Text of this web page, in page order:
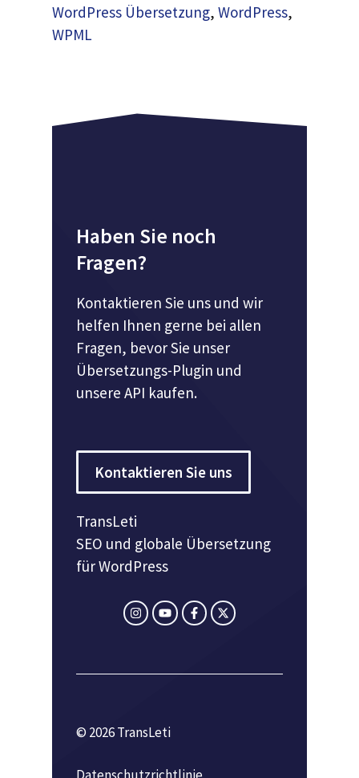
WordPress Übersetzung, WordPress,
WPML
Haben Sie noch
Fragen?
Kontaktieren Sie uns und wir
helfen Ihnen gerne bei allen
Fragen, bevor Sie unser
Übersetzungs-Plugin und
unsere API kaufen.
Kontaktieren Sie uns
TransLeti
SEO und globale Übersetzung
für WordPress
© 2026 TransLeti